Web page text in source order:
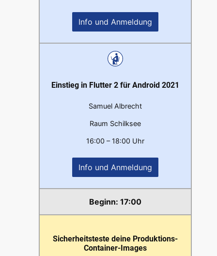
Info und Anmeldung
Einstieg in Flutter 2 für Android 2021
Samuel Albrecht
Raum Schilksee
16:00 – 18:00 Uhr
Info und Anmeldung
17:00
Sicherheitsteste deine Produktions-
Container-Images